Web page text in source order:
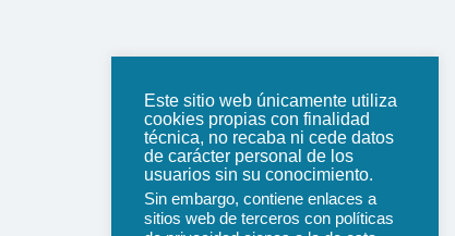
Este sitio web únicamente utiliza
cookies propias con finalidad
técnica, no recaba ni cede datos
de carácter personal de los
usuarios sin su conocimiento.
Sin embargo, contiene enlaces a
sitios web de terceros con políticas